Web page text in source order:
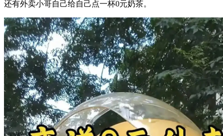
还有外卖小哥自己给自己点一杯0元奶茶。